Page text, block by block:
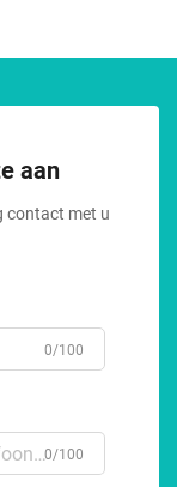
aan
contact met u
0/100
0/100